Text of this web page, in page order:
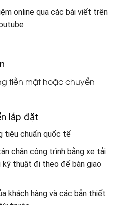
online qua các bài viết trên
tiền mặt hoặc chuyển
lắp đặt
tiêu chuẩn quốc tế
chân công trình bằng xe tải
kỹ thuật đi theo để bàn giao
khách hàng và các bản thiết